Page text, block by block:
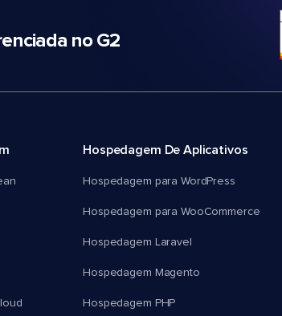
no G2
Hospedagem De Aplicativos
Hospedagem para WordPress
Hospedagem para WooCommerce
Hospedagem Laravel
Hospedagem Magento
Hospedagem PHP